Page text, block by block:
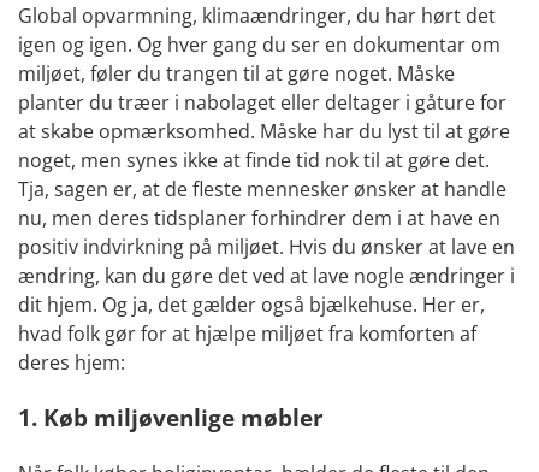
Global opvarmning, klimaændringer, du har hørt det
igen og igen. Og hver gang du ser en dokumentar om
miljøet, føler du trangen til at gøre noget. Måske
planter du træer i nabolaget eller deltager i gåture for
at skabe opmærksomhed. Måske har du lyst til at gøre
noget, men synes ikke at finde tid nok til at gøre det.
Tja, sagen er, at de fleste mennesker ønsker at handle
nu, men deres tidsplaner forhindrer dem i at have en
positiv indvirkning på miljøet. Hvis du ønsker at lave en
ændring, kan du gøre det ved at lave nogle ændringer i
dit hjem. Og ja, det gælder også bjælkehuse. Her er,
hvad folk gør for at hjælpe miljøet fra komforten af
deres hjem:
1. Køb miljøvenlige møbler